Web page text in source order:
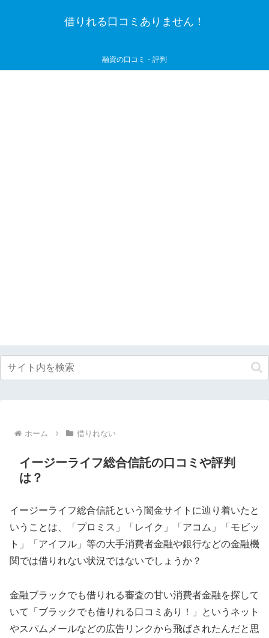
借りれる口コミありません！
融資の口コミ・評判
ホーム 借りれない
イージーライフ総合信託の口コミや評判
は？
イージーライフ総合信託という闇金サイトに辿り着いたと
いうことは、「プロミス」「レイク」「アコム」「モビッ
ト」「アイフル」等の大手消費者金融や銀行などの金融機
関では借りれない状況ではないでしょうか？
金融ブラックでも借りれる審査の甘い消費者金融を探して
いて「ブラックでも借りれる口コミあり！」というネット
やスパムメールなどの広告リンクから飛ばされたんだと思